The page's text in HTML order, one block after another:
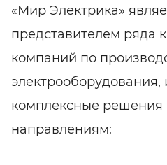
«Мир Электрика»
представителем ряда
компаний по
электрооборудования,
комплексные
направлениям: